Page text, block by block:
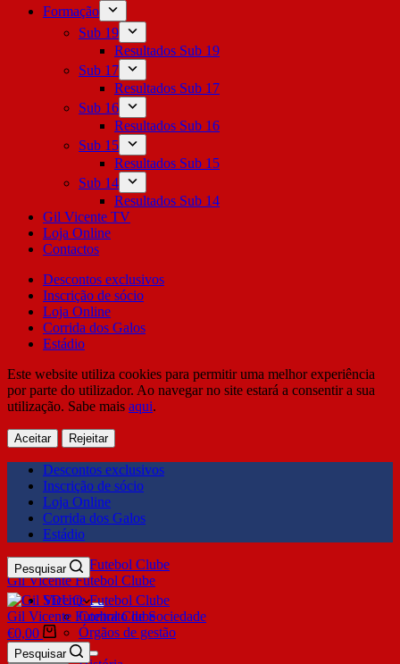
Formação
Sub 19
Resultados Sub 19
Sub 17
Resultados Sub 17
Sub 16
Resultados Sub 16
Sub 15
Resultados Sub 15
Sub 14
Resultados Sub 14
Gil Vicente TV
Loja Online
Contactos
Descontos exclusivos
Inscrição de sócio
Loja Online
Corrida dos Galos
Estádio
Este website utiliza cookies para permitir uma melhor experiência
por parte do utilizador. Ao navegar no site estará a consentir a sua
utilização. Sabe mais aqui.
Aceitar Rejeitar
Descontos exclusivos
Inscrição de sócio
Loja Online
Corrida dos Galos
Estádio
Gil Vicente Futebol Clube
Pesquisar
SDUQ
Contrato de Sociedade
Órgãos de gestão
Clube
Gil Vicente Futebol Clube
€0,00
Pesquisar